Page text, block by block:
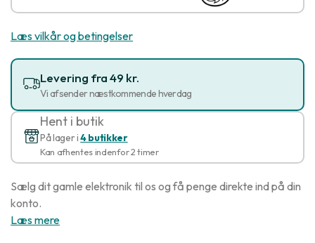
Læs vilkår og betingelser
Levering fra 49 kr.
Vi afsender næstkommende hverdag
Hent i butik
På lager i4 butikker
Kan afhentes indenfor 2 timer
Sælg dit gamle elektronik til os og få penge direkte ind på din
konto.
Læs mere